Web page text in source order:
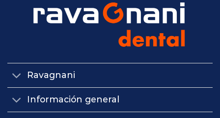
Ravagnani
Información general